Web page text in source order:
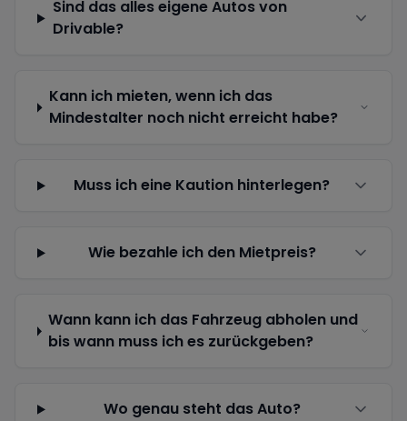
Sind das alles eigene Autos von
Drivable?
Kann ich mieten, wenn ich das
Mindestalter noch nicht erreicht habe?
Muss ich eine Kaution hinterlegen?
Wie bezahle ich den Mietpreis?
Wann kann ich das Fahrzeug abholen und
bis wann muss ich es zurückgeben?
Wo genau steht das Auto?